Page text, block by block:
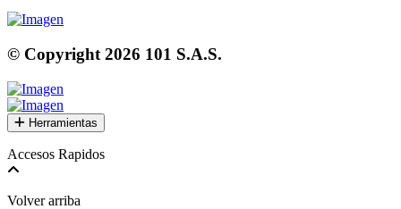
© Copyright 2026 101 S.A.S.
Herramientas
Accesos Rapidos
Volver arriba